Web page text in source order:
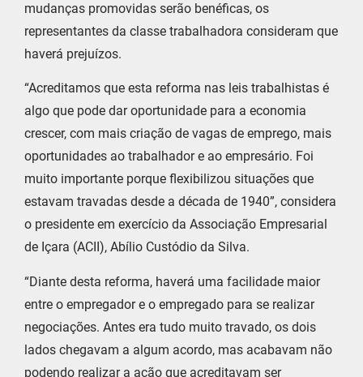
mudanças promovidas serão benéficas, os
representantes da classe trabalhadora consideram que
haverá prejuízos.
“Acreditamos que esta reforma nas leis trabalhistas é
algo que pode dar oportunidade para a economia
crescer, com mais criação de vagas de emprego, mais
oportunidades ao trabalhador e ao empresário. Foi
muito importante porque flexibilizou situações que
estavam travadas desde a década de 1940”, considera
o presidente em exercício da Associação Empresarial
de Içara (ACII), Abílio Custódio da Silva.
“Diante desta reforma, haverá uma facilidade maior
entre o empregador e o empregado para se realizar
negociações. Antes era tudo muito travado, os dois
lados chegavam a algum acordo, mas acabavam não
podendo realizar a ação que acreditavam ser